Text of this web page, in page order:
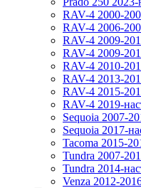
RAV-4 2000-
RAV-4 2006-
RAV-4 2009-
RAV-4 2009-
RAV-4 2010-
RAV-4 2013-
RAV-4 2015-
RAV-4 2019-
Sequoia 2007-
Sequoia 2017-
Tacoma 2015-
Tundra 2007-
Tundra 2014-
Venza 2012-